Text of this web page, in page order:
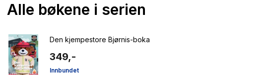
Alle bøkene i serien
Den kjempestore Bjørnis-boka
349,-
Innbundet